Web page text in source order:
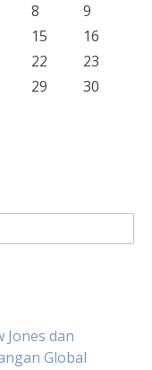
8
9
15
16
22
23
29
30
Jones dan
Global